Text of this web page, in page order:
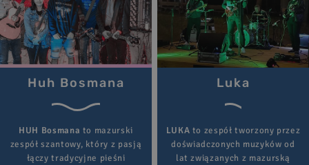
Huh Bosmana
HUH Bosmana to mazurski
zespół szantowy, który z pasją
łączy tradycyjne pieśni
Luka
LUKA to zespół tworzony przez
doświadczonych muzyków od
lat związanych z mazurską